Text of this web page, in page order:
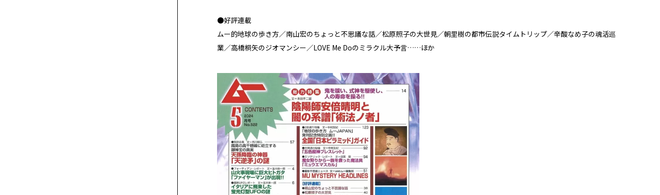
●好評連載
ムー的地球の歩き方／南山宏のちょっと不思議な話／松原照子の大世見／朝里樹の都市伝説タイムトリップ／辛酸なめ子の魂活巡
業／高橋桐矢のジオマンシー／LOVE Me Doのミラクル大予言……ほか